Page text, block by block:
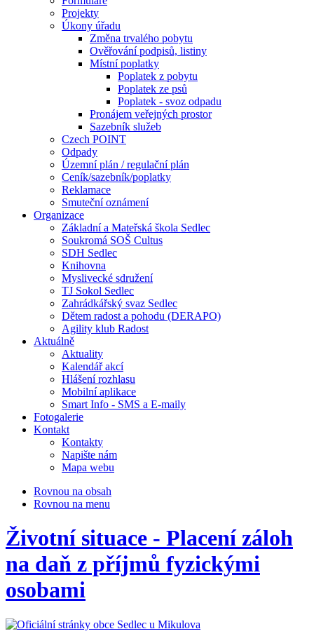
Projekty
Úkony úřadu
Změna trvalého pobytu
Ověřování podpisů, listiny
Místní poplatky
Poplatek z pobytu
Poplatek ze psů
Poplatek - svoz odpadu
Pronájem veřejných prostor
Sazebník služeb
Czech POINT
Odpady
Územní plán / regulační plán
Ceník/sazebník/poplatky
Reklamace
Smuteční oznámení
Organizace
Základní a Mateřská škola Sedlec
Soukromá SOŠ Cultus
SDH Sedlec
Knihovna
Myslivecké sdružení
TJ Sokol Sedlec
Zahrádkářský svaz Sedlec
Dětem radost a pohodu (DERAPO)
Agility klub Radost
Aktuálně
Aktuality
Kalendář akcí
Hlášení rozhlasu
Mobilní aplikace
Smart Info - SMS a E-maily
Fotogalerie
Kontakt
Kontakty
Napište nám
Mapa webu
Rovnou na obsah
Rovnou na menu
Životní situace - Placení záloh
na daň z příjmů fyzickými
osobami